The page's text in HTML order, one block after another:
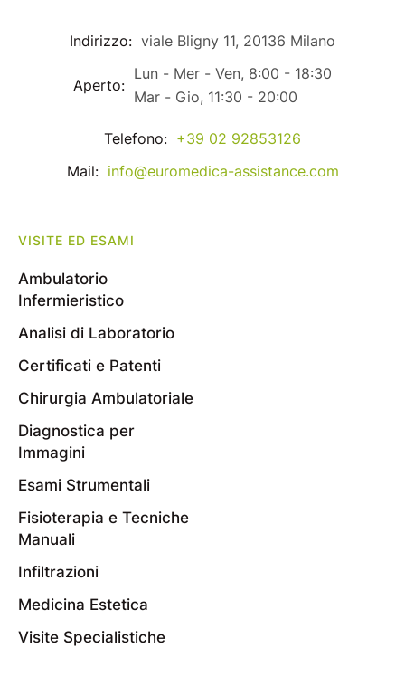
Indirizzo: viale Bligny 11, 20136 Milano
Aperto:
Lun - Mer - Ven, 8:00 - 18:30
Mar - Gio, 11:30 - 20:00
Telefono: +39 02 92853126
Mail: info@euromedica-assistance.com
VISITE ED ESAMI
Ambulatorio
Infermieristico
Analisi di Laboratorio
Certificati e Patenti
Chirurgia Ambulatoriale
Diagnostica per
Immagini
Esami Strumentali
Fisioterapia e Tecniche
Manuali
Infiltrazioni
Medicina Estetica
Visite Specialistiche